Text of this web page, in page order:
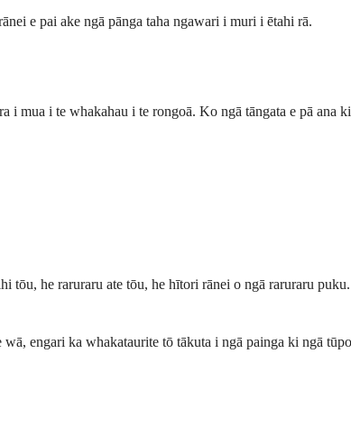
e pai ake ngā pānga taha ngawari i muri i ētahi rā.
i te whakahau i te rongoā. Ko ngā tāngata e pā ana
tōu, he raruraru ate tōu, he hītori rānei o ngā raruraru
engari ka whakataurite tō tākuta i ngā painga ki ngā